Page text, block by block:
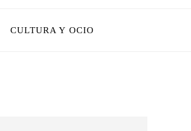
CULTURA Y OCIO